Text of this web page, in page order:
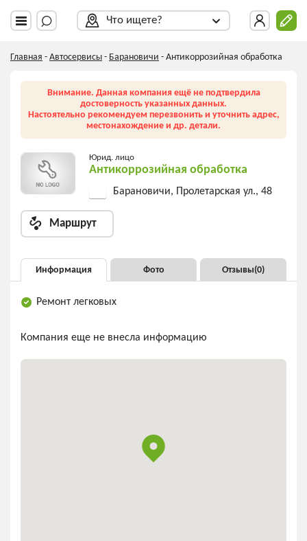
Что ищете?
Главная - Автосервисы - Барановичи - Антикоррозийная обработка
Внимание. Данная компания ещё не подтвердила
достоверность указанных данных.
Настоятельно рекомендуем перезвонить и уточнить адрес,
местонахождение и др. детали.
Юрид. лицо
Антикоррозийная обработка
Барановичи, Пролетарская ул., 48
Маршрут
Информация Фото Отзывы(0)
Ремонт легковых
Компания еще не внесла информацию